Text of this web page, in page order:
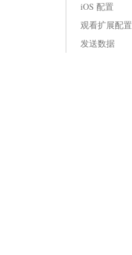
iOS 配置
观看扩展配置
发送数据